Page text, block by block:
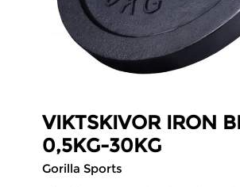
VIKTSKIVOR IRON
0,5KG-30KG
Gorilla Sports